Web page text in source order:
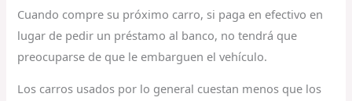
Cuando compre su próximo carro, si paga en efectivo en
lugar de pedir un préstamo al banco, no tendrá que
preocuparse de que le embarguen el vehículo.
Los carros usados por lo general cuestan menos que los